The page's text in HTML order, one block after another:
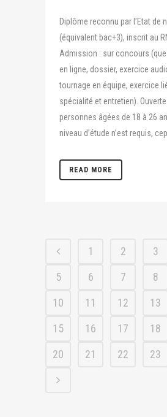
Diplôme reconnu par l’Etat de
(équivalent bac+3), inscrit au
Admission : sur concours
en ligne, dossier, exercice
tournage en équipe, exercice
spécialité et entretien).
personnes âgées de 18 à 26
niveau d’étude n’est requis,
READ MORE
1 2 3
5
6 7 8
10
11 12 13
15
16 17 18
20
21 22 23